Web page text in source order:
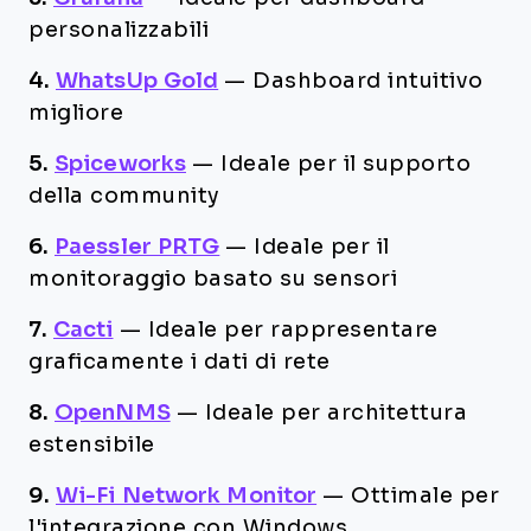
personalizzabili
4. WhatsUp Gold — Dashboard intuitivo
migliore
5. Spiceworks —
Ideale per il supporto
della community
6. Paessler PRTG —
Ideale per il
monitoraggio basato su sensori
7. Cacti —
Ideale per rappresentare
graficamente i dati di rete
8. OpenNMS —
Ideale per architettura
estensibile
9. Wi-Fi Network Monitor — Ottimale per